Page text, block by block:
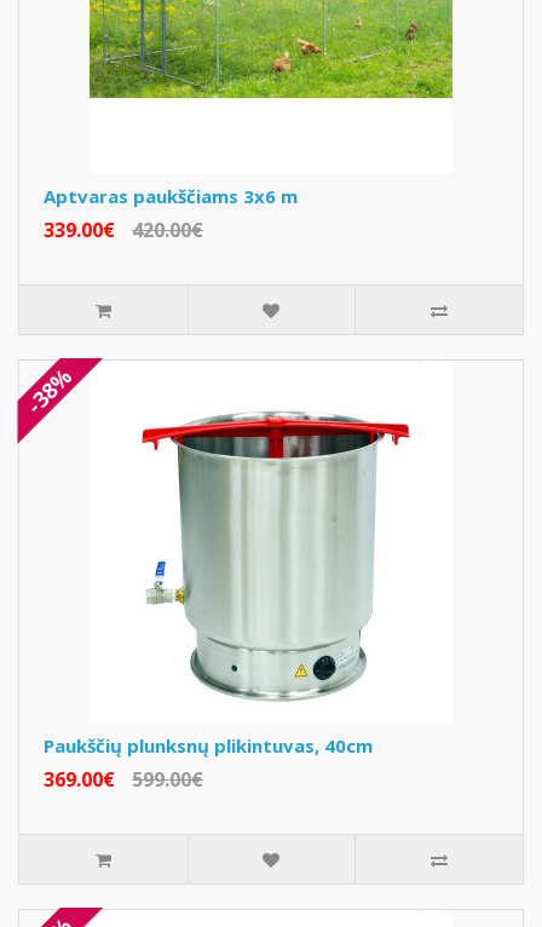
Aptvaras paukščiams 3x6 m
339.00€ 420.00€
-38%
Paukščių plunksnų plikintuvas, 40cm
369.00€ 599.00€